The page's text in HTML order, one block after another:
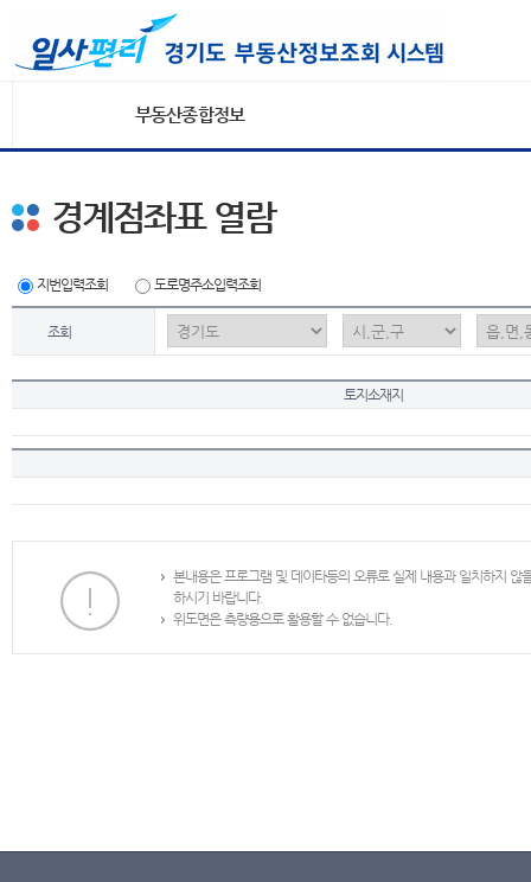
부동산종합정보
경계점좌표 열람
지번입력조회 도로명주소입력조회
조회
토지소재지
본내용은 프로그램 및 데이타등의 오류로 실제 내용과 일치하지
하시기 바랍니다.
위도면은 측량용으로 활용할 수 없습니다.